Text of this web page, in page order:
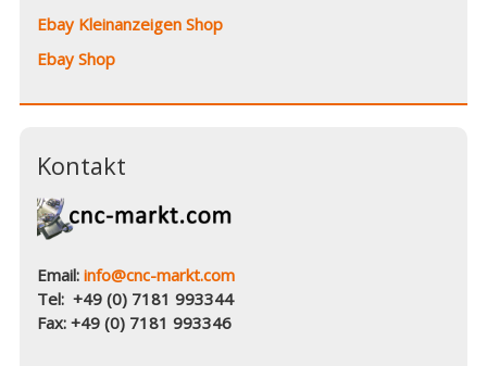
Ebay Kleinanzeigen Shop
Ebay Shop
Kontakt
Email:info@cnc-markt.com
Tel: +49 (0) 7181 993344
Fax: +49 (0) 7181 993346